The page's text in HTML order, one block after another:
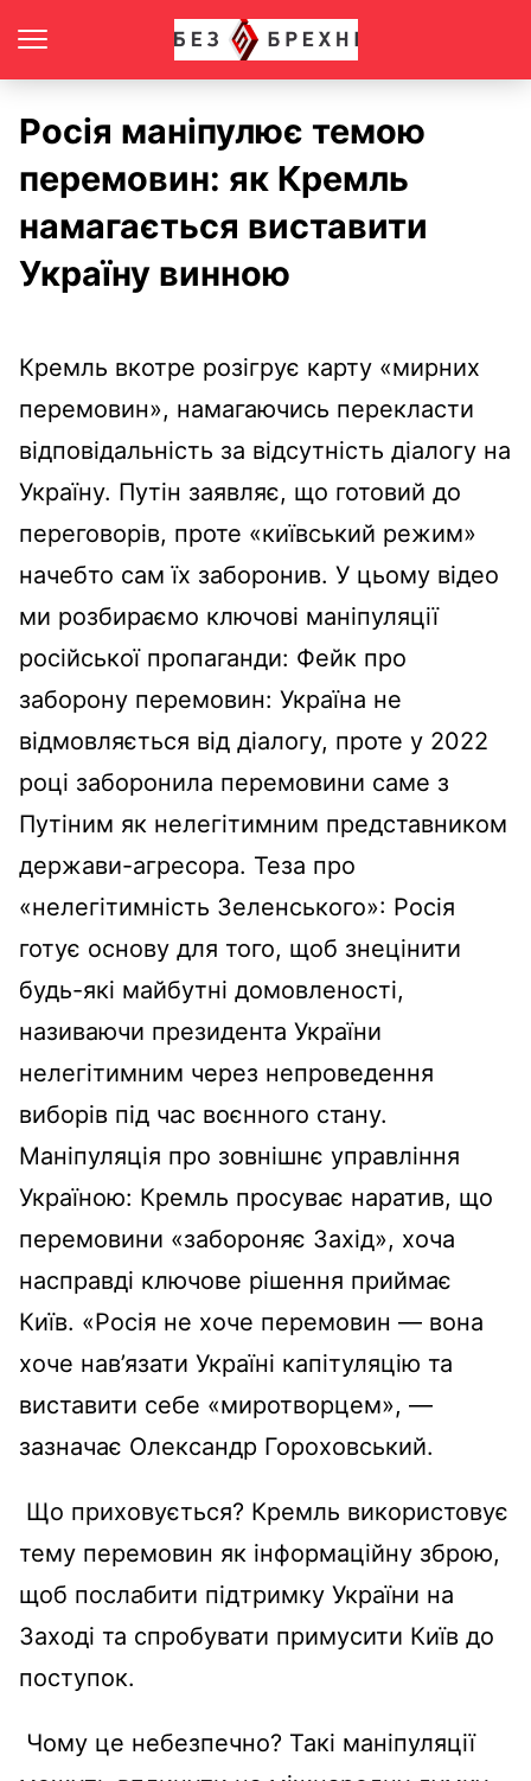
Росія маніпулює темою
перемовин: як Кремль
намагається виставити
Україну винною
Кремль вкотре розігрує карту «мирних
перемовин», намагаючись перекласти
відповідальність за відсутність діалогу на
Україну. Путін заявляє, що готовий до
переговорів, проте «київський режим»
начебто сам їх заборонив. У цьому відео
ми розбираємо ключові маніпуляції
російської пропаганди: Фейк про
заборону перемовин: Україна не
відмовляється від діалогу, проте у 2022
році заборонила перемовини саме з
Путіним як нелегітимним представником
держави-агресора. Теза про
«нелегітимність Зеленського»: Росія
готує основу для того, щоб знецінити
будь-які майбутні домовленості,
називаючи президента України
нелегітимним через непроведення
виборів під час воєнного стану.
Маніпуляція про зовнішнє управління
Україною: Кремль просуває наратив, що
перемовини «забороняє Захід», хоча
насправді ключове рішення приймає
Київ. «Росія не хоче перемовин — вона
хоче нав’язати Україні капітуляцію та
виставити себе «миротворцем», —
зазначає Олександр Гороховський.
Що приховується? Кремль використовує
тему перемовин як інформаційну зброю,
щоб послабити підтримку України на
Заході та спробувати примусити Київ до
поступок.
Чому це небезпечно? Такі маніпуляції